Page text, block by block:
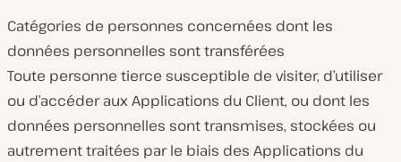
Catégories de personnes concernées dont les
données personnelles sont transférées
Toute personne tierce susceptible de visiter, d’utiliser
ou d’accéder aux Applications du Client, ou dont les
données personnelles sont transmises, stockées ou
autrement traitées par le biais des Applications du